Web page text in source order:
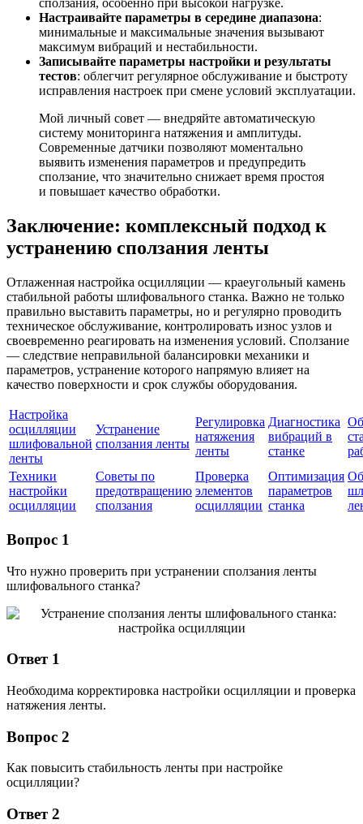
сползания, особенно при высокой нагрузке.
Настраивайте параметры в середине диапазона:
минимальные и максимальные значения вызывают
максимум вибраций и нестабильности.
Записывайте параметры настройки и результаты
тестов: облегчит регулярное обслуживание и быстроту
исправления настроек при смене условий эксплуатации.
Мой личный совет — внедряйте автоматическую
систему мониторинга натяжения и амплитуды.
Современные датчики позволяют моментально
выявить изменения параметров и предупредить
сползание, что значительно снижает время простоя
и повышает качество обработки.
Заключение: комплексный подход к
устранению сползания ленты
Отлаженная настройка осцилляции — краеугольный камень
стабильной работы шлифовального станка. Важно не только
правильно выставить параметры, но и регулярно проводить
техническое обслуживание, контролировать износ узлов и
своевременно реагировать на изменения условий. Сползание
— следствие неправильной балансировки механики и
параметров, устранение которого напрямую влияет на
качество поверхности и срок службы оборудования.
Настройка
осцилляции
шлифовальной
ленты
Устранение
сползания ленты
Регулировка
натяжения
ленты
Диагностика
вибраций в
станке
Техники
настройки
осцилляции
Советы по
предотвращению
сползания
Проверка
элементов
осцилляции
Оптимизация
параметров
станка
Вопрос 1
Что нужно проверить при устранении сползания ленты
шлифовального станка?
Ответ 1
Необходима корректировка настройки осцилляции и проверка
натяжения ленты.
Вопрос 2
Как повысить стабильность ленты при настройке
осцилляции?
Ответ 2